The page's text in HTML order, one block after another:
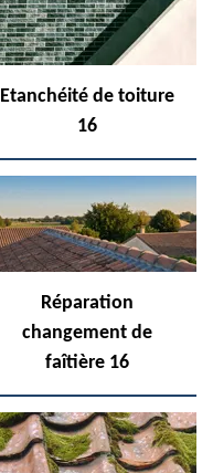
Etanchéité de toiture
16
Réparation
changement de
faîtière 16